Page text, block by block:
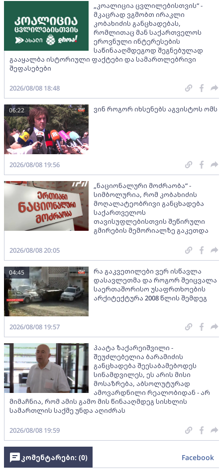
„კოალიცია ცვლილებისთვის“ -
მკაცრად ვგმობთ ირაკლი
კობახიძის განცხადებას,
რომლითაც მან საქართველოს
ეროვნული ინტერესების
საწინააღმდეგოდ შეგნებულად
გააყალბა ისტორიული ფაქტები და სამართლებრივი
შეფასებები
2026/08/08 18:48
ვინ როგორ იხსენებს აგვისტოს ომს
06:22
2026/08/08 19:56
„ნაციონალური მოძრაობა“ -
სიმბოლურია, რომ კობახიძის
მოღალატეობრივი განცხადება
საქართველოს
თავისუფლებისთვის შეწირული
გმირების მემორიალზე გაკეთდა
2026/08/08 20:05
რა გაკვეთილები ვერ ისწავლა
დასავლეთმა და როგორ შეიცვალა
საერთაშორისო უსაფრთხოების
არქიტექტურა 2008 წლის შემდეგ
04:45
2026/08/08 19:57
პაატა ზაქარეიშვილი -
შეუძლებელია ბარამიძის
განცხადება შეესაბამებოდეს
სინამდვილეს, ეს არის მისი
მოსაზრება, აბსოლუტურად
ამოვარდნილი რეალობიდან - არ
მიმაჩნია, რომ ამის გამო მის წინააღმდეგ სისხლის
სამართლის საქმე უნდა აღიძრას
2026/08/08 19:59
კომენტარები: (0) Facebook